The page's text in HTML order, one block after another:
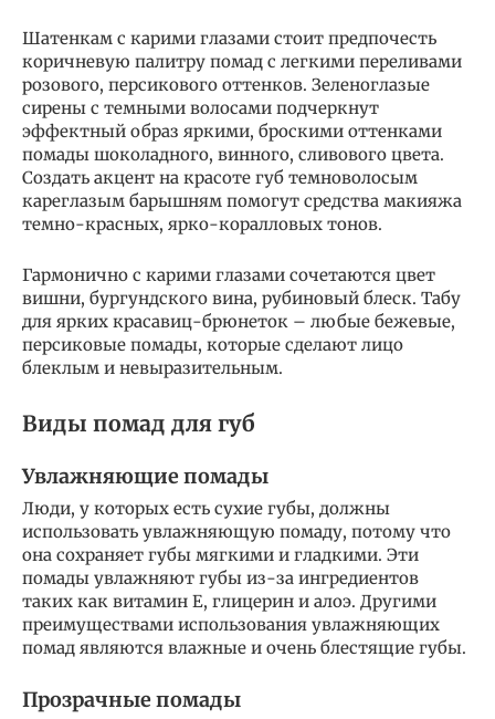
Шатенкам с карими глазами стоит предпочесть
коричневую палитру помад с легкими переливами
розового, персикового оттенков. Зеленоглазые
сирены с темными волосами подчеркнут
эффектный образ яркими, броскими оттенками
помады шоколадного, винного, сливового цвета.
Создать акцент на красоте губ темноволосым
кареглазым барышням помогут средства макияжа
темно-красных, ярко-коралловых тонов.
Гармонично с карими глазами сочетаются цвет
вишни, бургундского вина, рубиновый блеск. Табу
для ярких красавиц-брюнеток – любые бежевые,
персиковые помады, которые сделают лицо
блеклым и невыразительным.
Виды помад для губ
Увлажняющие помады
Люди, у которых есть сухие губы, должны
использовать увлажняющую помаду, потому что
она сохраняет губы мягкими и гладкими. Эти
помады увлажняют губы из-за ингредиентов
таких как витамин Е, глицерин и алоэ. Другими
преимуществами использования увлажняющих
помад являются влажные и очень блестящие губы.
Прозрачные помады